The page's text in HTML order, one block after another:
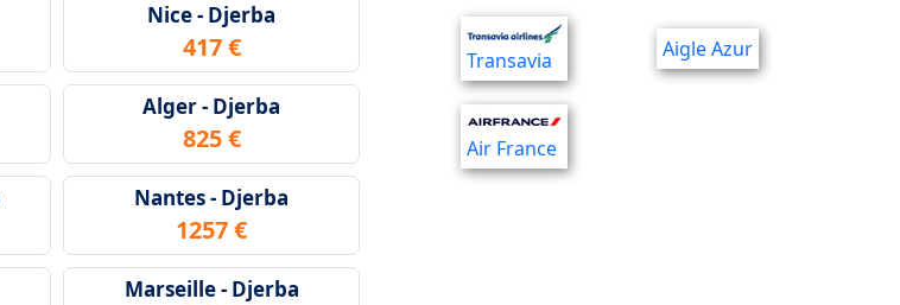
Nice - Djerba
417 €
Alger - Djerba
825 €
Nantes - Djerba
1257 €
Marseille - Djerba
Transavia Aigle Azur
Air France